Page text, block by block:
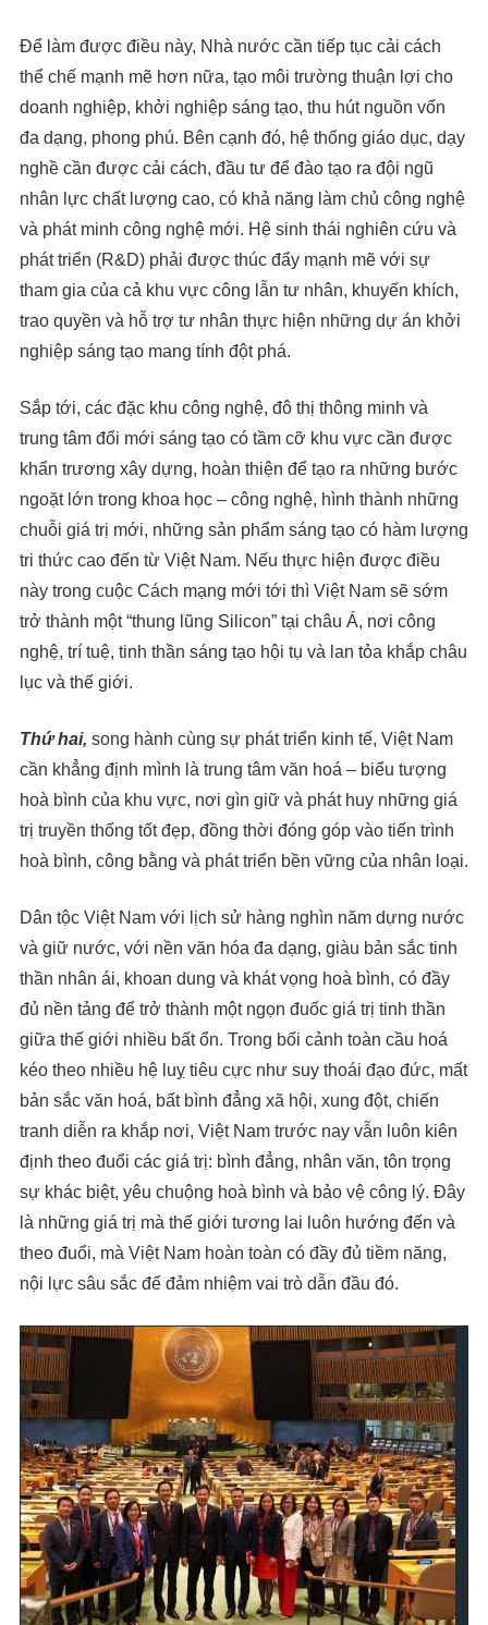
Để làm được điều này, Nhà nước cần tiếp tục cải cách
thể chế mạnh mẽ hơn nữa, tạo môi trường thuận lợi cho
doanh nghiệp, khởi nghiệp sáng tạo, thu hút nguồn vốn
đa dạng, phong phú. Bên cạnh đó, hệ thống giáo dục, dạy
nghề cần được cải cách, đầu tư để đào tạo ra đội ngũ
nhân lực chất lượng cao, có khả năng làm chủ công nghệ
và phát minh công nghệ mới. Hệ sinh thái nghiên cứu và
phát triển (R&D) phải được thúc đẩy mạnh mẽ với sự
tham gia của cả khu vực công lẫn tư nhân, khuyến khích,
trao quyền và hỗ trợ tư nhân thực hiện những dự án khởi
nghiệp sáng tạo mang tính đột phá.
Sắp tới, các đặc khu công nghệ, đô thị thông minh và
trung tâm đổi mới sáng tạo có tầm cỡ khu vực cần được
khẩn trương xây dựng, hoàn thiện để tạo ra những bước
ngoặt lớn trong khoa học – công nghệ, hình thành những
chuỗi giá trị mới, những sản phẩm sáng tạo có hàm lượng
tri thức cao đến từ Việt Nam. Nếu thực hiện được điều
này trong cuộc Cách mạng mới tới thì Việt Nam sẽ sớm
trở thành một “thung lũng Silicon” tại châu Á, nơi công
nghệ, trí tuệ, tinh thần sáng tạo hội tụ và lan tỏa khắp châu
lục và thế giới.
Thứ hai, song hành cùng sự phát triển kinh tế, Việt Nam
cần khẳng định mình là trung tâm văn hoá – biểu tượng
hoà bình của khu vực, nơi gìn giữ và phát huy những giá
trị truyền thống tốt đẹp, đồng thời đóng góp vào tiến trình
hoà bình, công bằng và phát triển bền vững của nhân loại.
Dân tộc Việt Nam với lịch sử hàng nghìn năm dựng nước
và giữ nước, với nền văn hóa đa dạng, giàu bản sắc tinh
thần nhân ái, khoan dung và khát vọng hoà bình, có đầy
đủ nền tảng để trở thành một ngọn đuốc giá trị tinh thần
giữa thế giới nhiều bất ổn. Trong bối cảnh toàn cầu hoá
kéo theo nhiều hệ luỵ tiêu cực như suy thoái đạo đức, mất
bản sắc văn hoá, bất bình đẳng xã hội, xung đột, chiến
tranh diễn ra khắp nơi, Việt Nam trước nay vẫn luôn kiên
định theo đuổi các giá trị: bình đẳng, nhân văn, tôn trọng
sự khác biệt, yêu chuộng hoà bình và bảo vệ công lý. Đây
là những giá trị mà thế giới tương lai luôn hướng đến và
theo đuổi, mà Việt Nam hoàn toàn có đầy đủ tiềm năng,
nội lực sâu sắc để đảm nhiệm vai trò dẫn đầu đó.